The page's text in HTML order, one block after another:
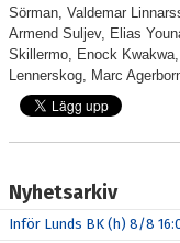
Sörman, Valdemar
Armend Suljev, Elias
Skillermo, Enock
Lennerskog, Marc
Nyhetsarkiv
Inför Lunds BK (h) 8/8